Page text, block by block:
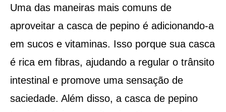
Uma das maneiras mais comuns de
aproveitar a casca de pepino é adicionando-a
em sucos e vitaminas. Isso porque sua casca
é rica em fibras, ajudando a regular o trânsito
intestinal e promove uma sensação de
saciedade. Além disso, a casca de pepino